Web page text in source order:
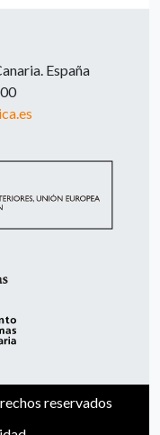
España
reservados